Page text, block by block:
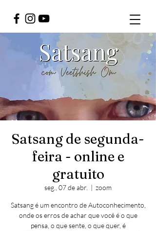
Satsang de segunda-
feira - online e
gratuito
seg., 07 de abr.
  |
zoom
Satsang é um encontro de Autoconhecimento,
onde os erros de achar que você é o que
pensa, o que sente, o que quer, é